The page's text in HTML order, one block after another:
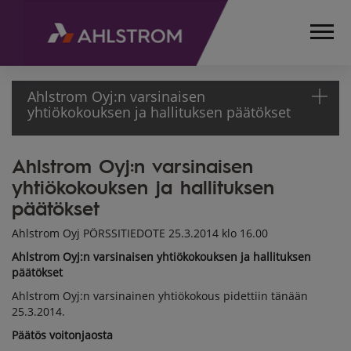
Ahlstrom Oyj:n varsinaisen
yhtiökokouksen ja hallituksen päätökset
ETUSIVU
MEDIA
PÖRSSITIEDOTTEET
2014
AHLSTROM OYJ:N
VARSINAISEN
YHTIÖKOKOUKSEN
JA HALLITUKSEN
PÄÄTÖKSET
Ahlstrom Oyj:n varsinaisen
yhtiökokouksen ja hallituksen
päätökset
Ahlstrom Oyj PÖRSSITIEDOTE 25.3.2014 klo 16.00
Ahlstrom Oyj:n varsinaisen yhtiökokouksen ja hallituksen
päätökset
Ahlstrom Oyj:n varsinainen yhtiökokous pidettiin tänään
25.3.2014.
Päätös voitonjaosta